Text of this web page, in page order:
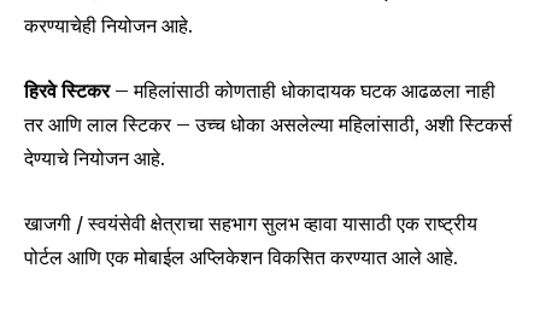
करण्याचेही नियोजन आहे.
हिरवे स्टिकर – महिलांसाठी कोणताही धोकादायक घटक आढळला नाही
तर आणि लाल स्टिकर – उच्च धोका असलेल्या महिलांसाठी, अशी स्टिकर्स
देण्याचे नियोजन आहे.
खाजगी / स्वयंसेवी क्षेत्राचा सहभाग सुलभ व्हावा यासाठी एक राष्ट्रीय
पोर्टल आणि एक मोबाईल अप्लिकेशन विकसित करण्यात आले आहे.